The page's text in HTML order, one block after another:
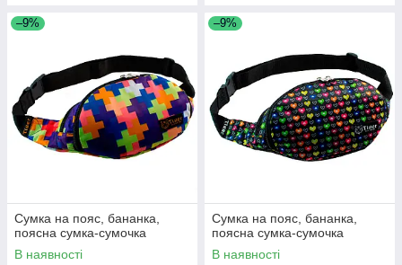
–9%
Сумка на пояс, бананка,
поясна сумка-сумочка
В наявності
–9%
Сумка на пояс, бананка,
поясна сумка-сумочка
В наявності